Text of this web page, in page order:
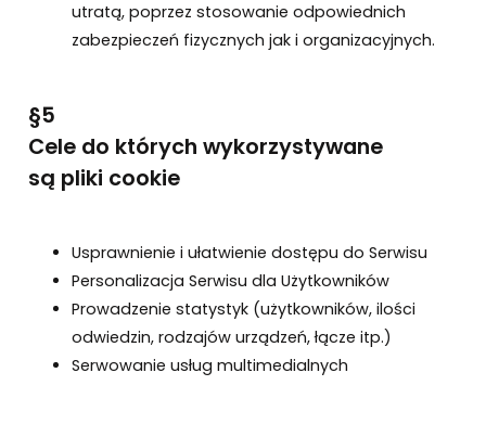
utratą, poprzez stosowanie odpowiednich
zabezpieczeń fizycznych jak i organizacyjnych.
§5
Cele do których wykorzystywane
są pliki cookie
Usprawnienie i ułatwienie dostępu do Serwisu
Personalizacja Serwisu dla Użytkowników
Prowadzenie statystyk (użytkowników, ilości
odwiedzin, rodzajów urządzeń, łącze itp.)
Serwowanie usług multimedialnych